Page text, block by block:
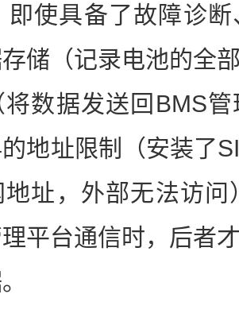
即使具备了故障诊
储（记录电池的全
数据发送回BMS
地址限制（安装了
址，外部无法访问
平台通信时，后者